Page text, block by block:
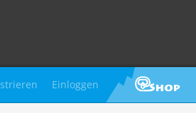
Einloggen